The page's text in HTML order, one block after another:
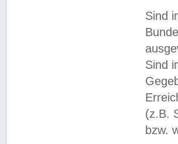
Sind
Sind
(z.B.
bzw.